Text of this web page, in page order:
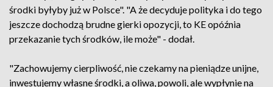
środki byłyby już w Polsce". "A że decyduje polityka i do tego
jeszcze dochodzą brudne gierki opozycji, to KE opóźnia
przekazanie tych środków, ile może" - dodał.
"Zachowujemy cierpliwość, nie czekamy na pieniądze unijne,
inwestujemy własne środki, a oliwa, powoli, ale wypłynie na